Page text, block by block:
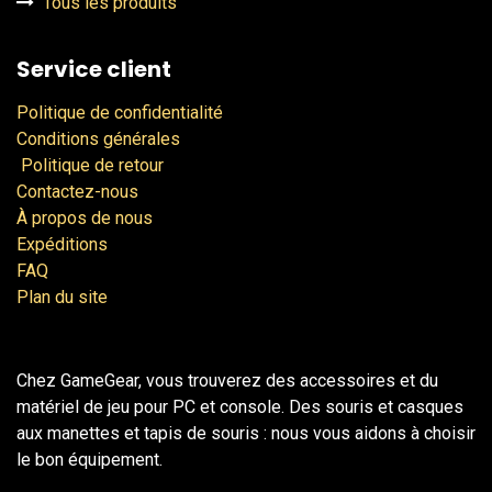
Service client
Politique de confidentialité
Conditions générales
Politique de retour
Contactez-nous
À propos de nous
Expéditions
FAQ
Plan du site
Chez GameGear, vous trouverez des accessoires et du
matériel de jeu pour PC et console. Des souris et casques
aux manettes et tapis de souris : nous vous aidons à choisir
le bon équipement.